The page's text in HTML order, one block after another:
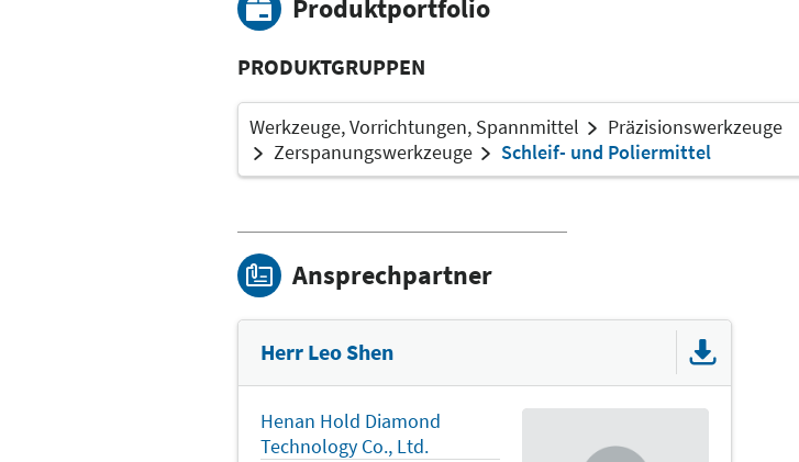
Produktportfolio
PRODUKTGRUPPEN
Werkzeuge, Vorrichtungen, Spannmittel
Präzisionswerkzeuge
Zerspanungswerkzeuge
Schleif- und Poliermittel
Ansprechpartner
Herr Leo Shen
Henan Hold Diamond
Technology Co., Ltd.